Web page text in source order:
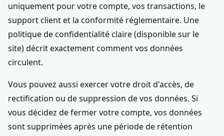
uniquement pour votre compte, vos transactions, le
support client et la conformité réglementaire. Une
politique de confidentialité claire (disponible sur le
site) décrit exactement comment vos données
circulent.
Vous pouvez aussi exercer votre droit d'accès, de
rectification ou de suppression de vos données. Si
vous décidez de fermer votre compte, vos données
sont supprimées après une période de rétention